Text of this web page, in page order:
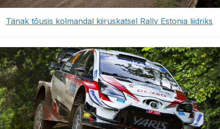
Tänak tõusis kolmandal kiiruskatsel Rally Estonia liidriks